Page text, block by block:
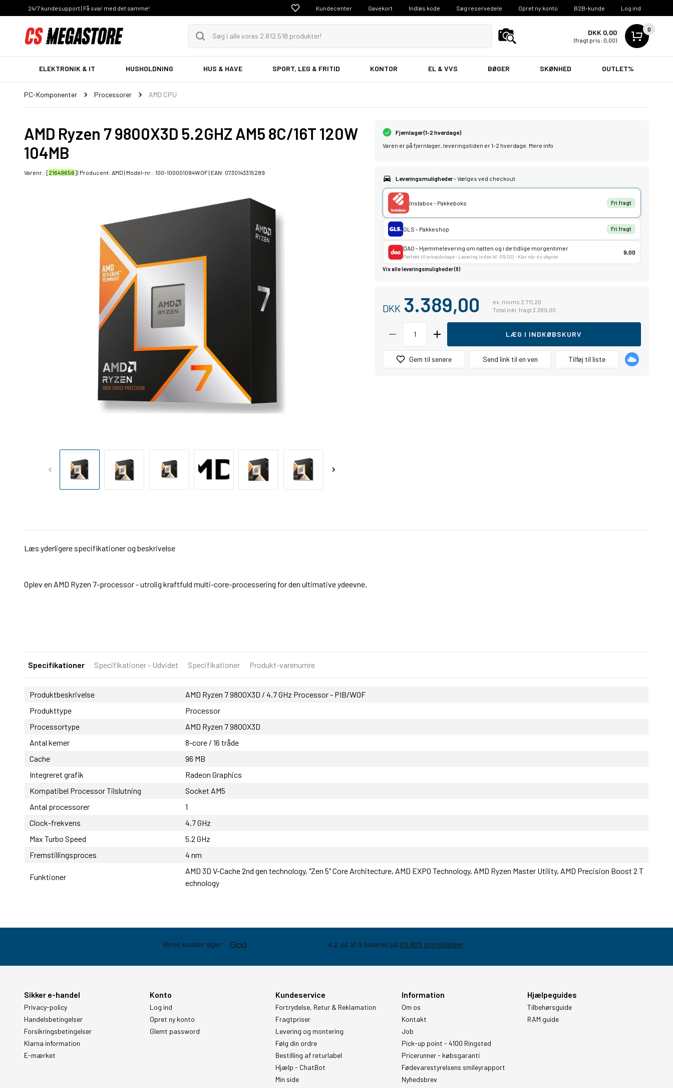
24/7 kundesupport | Få svar med det samme! Kundecenter Gavekort Indløs kode Søg reservedele Opret ny konto B2B-kunde Log ind
DKK 0,00
(fragt pris: 0,00)
0
ELEKTRONIK & IT HUSHOLDNING HUS & HAVE SPORT, LEG & FRITID KONTOR EL & VVS BØGER SKØNHED OUTLET%
PC-Komponenter Processorer AMD CPU
AMD Ryzen 7 9800X3D 5.2GHZ AM5 8C/16T 120W
104MB
Varenr.: [21649656] | Producent: AMD | Model-nr.: 100-100001084WOF| EAN: 0730143315289
Fjernlager (1-2 hverdage)
Varen er på fjernlager, leveringstiden er 1-2 hverdage. Mere info
Leveringsmuligheder- Vælges ved checkout
Instabox - Pakkeboks Fri fragt
GLS - Pakkeshop Fri fragt
DAO - Hjemmelevering om natten og i de tidlige morgentimer
Perfekt til arbejdsdage - Levering inden kl. 06:00 - Klar når du vågner
9,00
Vis alle leveringsmuligheder (6)
DKK 3.389,00
ex. moms 2.711,20
Total inkl. fragt 3.389,00
LÆG I INDKØBSKURV
Gem til senere Send link til en ven Tilføj til liste
Læs yderligere specifikationer og beskrivelse
Oplev en AMD Ryzen 7-processor - utrolig kraftfuld multi-core-processering for den ultimative ydeevne.
Specifikationer Specifikationer - Udvidet Specifikationer Produkt-varenumre
Produktbeskrivelse
AMD Ryzen 7 9800X3D / 4.7 GHz Processor - PIB/WOF
Produkttype
Processor
Processortype
AMD Ryzen 7 9800X3D
Antal kerner
8-core / 16 tråde
Cache
96 MB
Integreret grafik
Radeon Graphics
Kompatibel Processor Tilslutning
Socket AM5
Antal processorer
1
Clock-frekvens
4.7 GHz
Max Turbo Speed
5.2 GHz
Fremstillingsproces
4 nm
Funktioner
AMD 3D V-Cache 2nd gen technology, "Zen 5" Core Architecture, AMD EXPO Technology, AMD Ryzen Master Utility, AMD Precision Boost 2 T
echnology
Sikker e-handel
Privacy-policy
Handelsbetingelser
Forsikringsbetingelser
Klarna information
E-mærket
Konto
Log ind
Opret ny konto
Glemt password
Kundeservice
Fortrydelse, Retur & Reklamation
Fragtpriser
Levering og montering
Følg din ordre
Bestilling af returlabel
Hjælp - ChatBot
Min side
Information
Om os
Kontakt
Job
Pick-up point - 4100 Ringsted
Pricerunner - købsgaranti
Fødevarestyrelsens smileyrapport
Nyhedsbrev
Hjælpeguides
Tilbehørsguide
RAM guide